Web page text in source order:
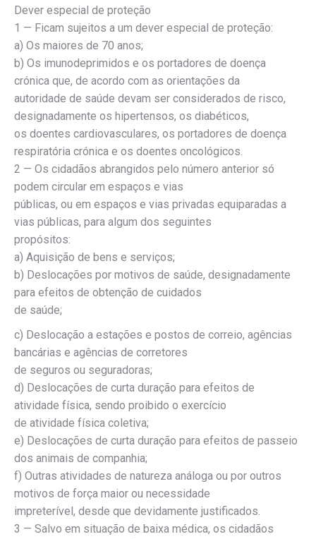
Dever especial de proteção
1 — Ficam sujeitos a um dever especial de proteção:
a) Os maiores de 70 anos;
b) Os imunodeprimidos e os portadores de doença
crónica que, de acordo com as orientações da
autoridade de saúde devam ser considerados de risco,
designadamente os hipertensos, os diabéticos,
os doentes cardiovasculares, os portadores de doença
respiratória crónica e os doentes oncológicos.
2 — Os cidadãos abrangidos pelo número anterior só
podem circular em espaços e vias
públicas, ou em espaços e vias privadas equiparadas a
vias públicas, para algum dos seguintes
propósitos:
a) Aquisição de bens e serviços;
b) Deslocações por motivos de saúde, designadamente
para efeitos de obtenção de cuidados
de saúde;
c) Deslocação a estações e postos de correio, agências
bancárias e agências de corretores
de seguros ou seguradoras;
d) Deslocações de curta duração para efeitos de
atividade física, sendo proibido o exercício
de atividade física coletiva;
e) Deslocações de curta duração para efeitos de passeio
dos animais de companhia;
f) Outras atividades de natureza análoga ou por outros
motivos de força maior ou necessidade
impreterível, desde que devidamente justificados.
3 — Salvo em situação de baixa médica, os cidadãos